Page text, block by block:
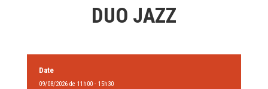
DUO JAZZ
Date
09/08/2026 de 11h00 - 15h30